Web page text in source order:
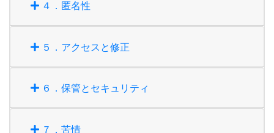
４．匿名性
５．アクセスと修正
６．保管とセキュリティ
７．苦情